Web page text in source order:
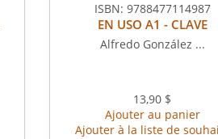
ISBN: 9788477114987
EN USO A1 - CLAVE
Alfredo González ...
13,90 $
Ajouter au panier
Ajouter à la liste de